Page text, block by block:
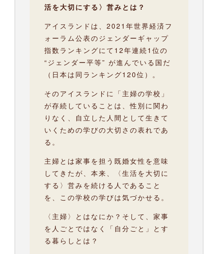
活を大切にする〉営みとは？
アイスランドは、2021年世界経済フ
ォーラム公表のジェンダーギャップ
指数ランキングにて12年連続1位の
“ジェンダー平等” が進んでいる国だ
（日本は同ランキング120位）。
そのアイスランドに「主婦の学校」
が存続していることは、性別に関わ
りなく、自立した人間として生きて
いくための学びの大切さの表れであ
る。
主婦とは家事を担う既婚女性を意味
してきたが、本来、〈生活を大切に
する〉営みを続ける人であること
を、この学校の学びは気づかせる。
〈主婦〉とはなにか？そして、家事
を人ごとではなく「自分ごと」とす
る暮らしとは？